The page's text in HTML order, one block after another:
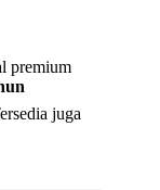
premium
juga